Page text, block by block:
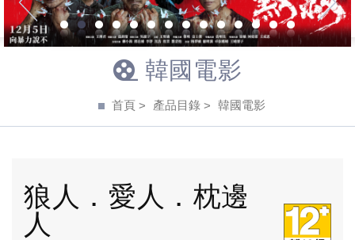
1 2 3 4 5 6 7 8 9 1011121314
韓國電影
首頁 產品目錄 韓國電影
狼人．愛人．枕邊
人